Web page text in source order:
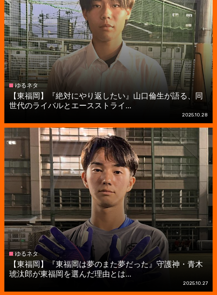
ゆるネタ
【東福岡】『絶対にやり返したい』山口倫生が語る、同
世代のライバルとエースストライ...
2025.10.28
ゆるネタ
【東福岡】『東福岡は夢のまた夢だった』守護神・青木
琥汰郎が東福岡を選んだ理由とは...
2025.10.27